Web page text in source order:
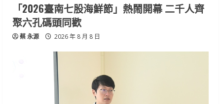
「2026臺南七股海鮮節」熱鬧開幕 二千人齊
聚六孔碼頭同歡
蔡 永源 2026 年 8 月 8 日